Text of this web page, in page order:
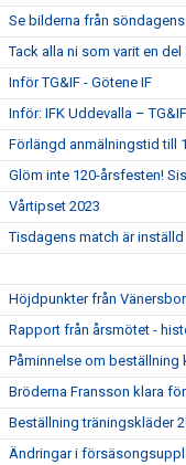
Se bilderna från
Tack alla ni som varit en
Inför TG&IF - Götene IF
Inför: IFK Uddevalla – TG&IF
Förlängd anmälningstid till
Glöm inte 120-årsfesten!
Vårtipset 2023
Tisdagens match är inställd
Höjdpunkter från
Rapport från årsmötet -
Påminnelse om beställning
Bröderna Fransson klara
Beställning träningskläder
Ändringar i